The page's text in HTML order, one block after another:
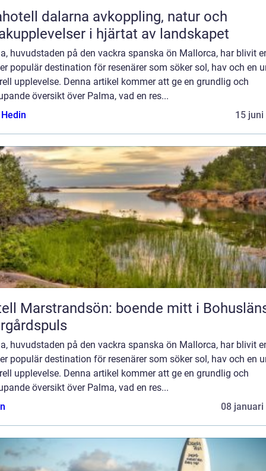
dalarna avkoppling, natur och
i hjärtat av landskapet
huvudstaden på den vackra spanska ön Mallorca, har blivit
populär destination för resenärer som söker sol, hav och en
upplevelse. Denna artikel kommer att ge en grundlig och
översikt över Palma, vad en res...
15 juni
Marstrandsön: boende mitt i
huvudstaden på den vackra spanska ön Mallorca, har blivit
populär destination för resenärer som söker sol, hav och en
upplevelse. Denna artikel kommer att ge en grundlig och
översikt över Palma, vad en res...
08 januari